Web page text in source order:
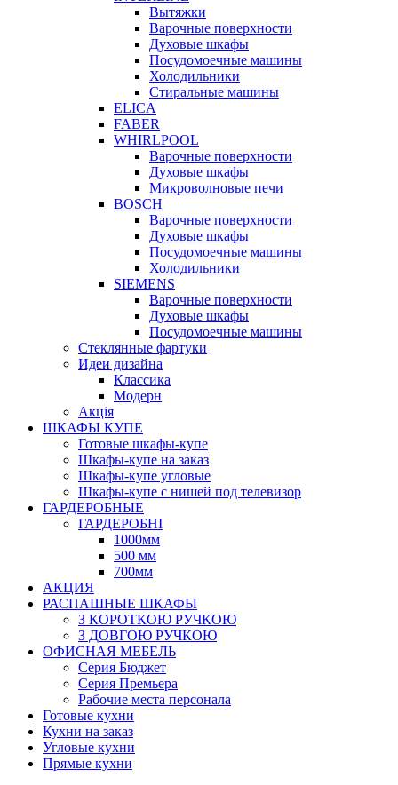
Вытяжки
Варочные поверхности
Духовые шкафы
Посудомоечные машины
Холодильники
Стиральные машины
ELICA
FABER
WHIRLPOOL
Варочные поверхности
Духовые шкафы
Микроволновые печи
BOSCH
Варочные поверхности
Духовые шкафы
Посудомоечные машины
Холодильники
SIEMENS
Варочные поверхности
Духовые шкафы
Посудомоечные машины
Стеклянные фартуки
Идеи дизайна
Класcика
Модерн
Акція
ШКАФЫ КУПЕ
Готовые шкафы-купе
Шкафы-купе на заказ
Шкафы-купе угловые
Шкафы-купе с нишей под телевизор
ГАРДЕРОБНЫЕ
ГАРДЕРОБНІ
1000мм
500 мм
700мм
АКЦИЯ
РАСПАШНЫЕ ШКАФЫ
З КОРОТКОЮ РУЧКОЮ
З ДОВГОЮ РУЧКОЮ
ОФИСНАЯ МЕБЕЛЬ
Серия Бюджет
Серия Премьера
Рабочие места персонала
Готовые кухни
Кухни на заказ
Угловые кухни
Прямые кухни